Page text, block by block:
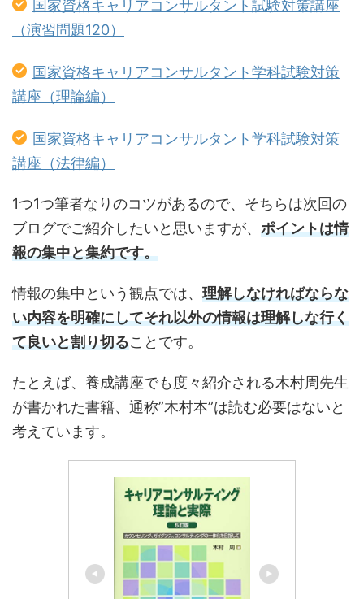
国家資格キャリアコンサルタント試験対策講座
（演習問題120）
国家資格キャリアコンサルタント学科試験対策
講座（理論編）
国家資格キャリアコンサルタント学科試験対策
講座（法律編）
1つ1つ筆者なりのコツがあるので、そちらは次回の
ブログでご紹介したいと思いますが、 ポイントは情
報の集中と集約です。
情報の集中という観点では、 理解しなければならな
い内容を明確にしてそれ以外の情報は理解しな行く
て良いと割り切ることです。
たとえば、養成講座でも度々紹介される木村周先生
が書かれた書籍、通称”木村本”は読む必要はないと
考えています。